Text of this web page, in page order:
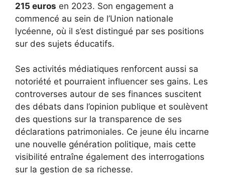
215 euros en 2023. Son engagement a
commencé au sein de l’Union nationale
lycéenne, où il s’est distingué par ses positions
sur des sujets éducatifs.
Ses activités médiatiques renforcent aussi sa
notoriété et pourraient influencer ses gains. Les
controverses autour de ses finances suscitent
des débats dans l’opinion publique et soulèvent
des questions sur la transparence de ses
déclarations patrimoniales. Ce jeune élu incarne
une nouvelle génération politique, mais cette
visibilité entraîne également des interrogations
sur la gestion de sa richesse.